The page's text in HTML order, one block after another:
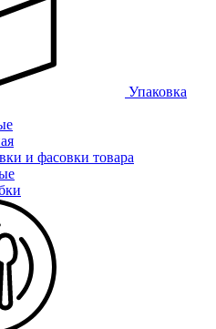
Упаковка
и фасовки товара